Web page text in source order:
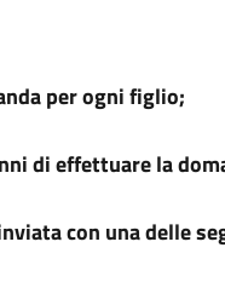
per ogni figlio;
di effettuare la
con una delle